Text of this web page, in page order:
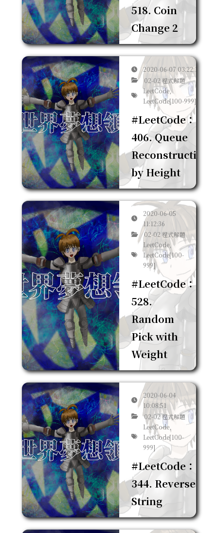
518. Coin
Change 2
2020-06-07 03:22:15
02-02 程式解題
LeetCode,
LeetCode[100-999]
#LeetCode：
406. Queue
Reconstruction
by Height
2020-06-05
11:12:36
02-02 程式解題
LeetCode,
LeetCode[100-
999]
#LeetCode：
528.
Random
Pick with
Weight
2020-06-04
10:08:51
02-02 程式解題
LeetCode,
LeetCode[100-
999]
#LeetCode：
344. Reverse
String